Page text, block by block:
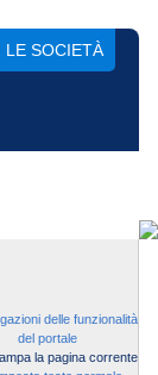
LE SOCIETÀ